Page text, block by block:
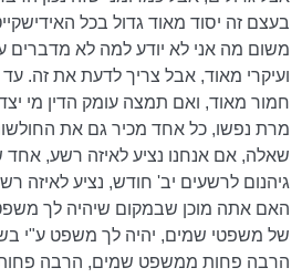
בעצם זה יסוד מאוד גדול בכל
משום מה אני לא יודע למה לא מדברים
ועיקרי מאוד, אבל צריך לדעת את זה.
חמור מאוד, ואם תמצה עומק הדין מי
מרת נפשו, כל אחד מכיר גם את
שאלה, אם אנחנו נציע לאיזה רשע,
גיהנום לרשעים יב' חודש, נציע לאיזה
האם אתה מוכן שבמקום שיהיה לך
של משפטי שמים, יהיה לך משפט ע"י
הרבה פחות ממשפט שמים, הרבה